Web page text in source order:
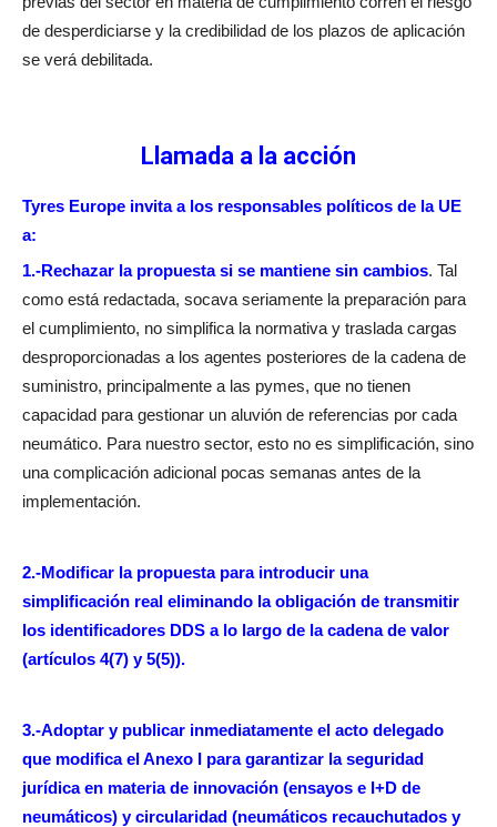
de desperdiciarse y la credibilidad de los plazos de aplicación
se verá debilitada.
Llamada a la acción
Tyres Europe invita a los responsables políticos de la UE
a:
1.-Rechazar la propuesta si se mantiene sin cambios. Tal
como está redactada, socava seriamente la preparación para
el cumplimiento, no simplifica la normativa y traslada cargas
desproporcionadas a los agentes posteriores de la cadena de
suministro, principalmente a las pymes, que no tienen
capacidad para gestionar un aluvión de referencias por cada
neumático. Para nuestro sector, esto no es simplificación, sino
una complicación adicional pocas semanas antes de la
implementación.
2.-Modificar la propuesta para introducir una
simplificación real eliminando la obligación de transmitir
los identificadores DDS a lo largo de la cadena de valor
(artículos 4(7) y 5(5)).
3.-Adoptar y publicar inmediatamente el acto delegado
que modifica el Anexo I para garantizar la seguridad
jurídica en materia de innovación (ensayos e I+D de
neumáticos) y circularidad (neumáticos recauchutados y